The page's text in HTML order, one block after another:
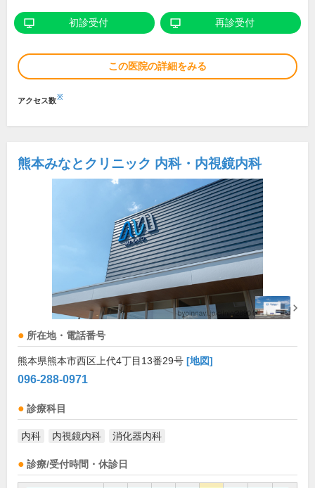
初診受付 再診受付
この医院の詳細をみる
アクセス数※
熊本みなとクリニック 内科・内視鏡内科
所在地・電話番号
熊本県熊本市西区上代4丁目13番29号 [地図]
096-288-0971
診療科目
内科 内視鏡内科 消化器内科
診療/受付時間・休診日